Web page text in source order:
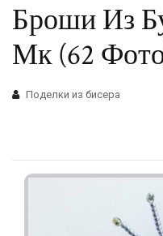
Броши Из
Мк (62
Поделки из бисера